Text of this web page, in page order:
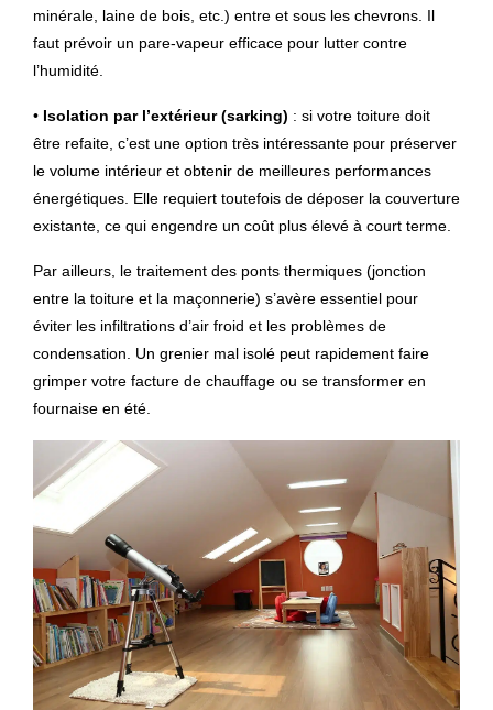
minérale, laine de bois, etc.) entre et sous les chevrons. Il
faut prévoir un pare-vapeur efficace pour lutter contre
l’humidité.
• Isolation par l’extérieur (sarking) : si votre toiture doit
être refaite, c’est une option très intéressante pour préserver
le volume intérieur et obtenir de meilleures performances
énergétiques. Elle requiert toutefois de déposer la couverture
existante, ce qui engendre un coût plus élevé à court terme.
Par ailleurs, le traitement des ponts thermiques (jonction
entre la toiture et la maçonnerie) s’avère essentiel pour
éviter les infiltrations d’air froid et les problèmes de
condensation. Un grenier mal isolé peut rapidement faire
grimper votre facture de chauffage ou se transformer en
fournaise en été.